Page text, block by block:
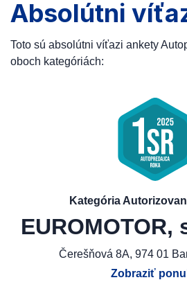
Absolútni
Toto sú absolútni víťazi ankety
oboch kategóriách:
Kategória
EUROMOTOR,
Čerešňová 8A, 974 01
Zobraziť